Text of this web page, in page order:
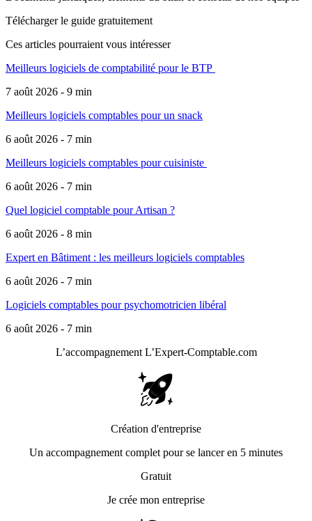
Télécharger le guide gratuitement
Ces articles pourraient vous intéresser
Meilleurs logiciels de comptabilité pour le BTP
7 août 2026 - 9 min
Meilleurs logiciels comptables pour un snack
6 août 2026 - 7 min
Meilleurs logiciels comptables pour cuisiniste
6 août 2026 - 7 min
Quel logiciel comptable pour Artisan ?
6 août 2026 - 8 min
Expert en Bâtiment : les meilleurs logiciels comptables
6 août 2026 - 7 min
Logiciels comptables pour psychomotricien libéral
6 août 2026 - 7 min
L’accompagnement L’Expert-Comptable.com
Création d'entreprise
Un accompagnement complet pour se lancer en 5 minutes
Gratuit
Je crée mon entreprise